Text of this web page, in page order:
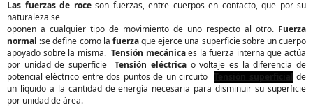
Las fuerzas de roceson fuerzas, entre cuerpos en contacto, que por su
naturaleza se
oponen a cualquier tipo de movimiento de uno respecto al otro. Fuerza
normal :se define como la fuerzaque ejerce una superficie sobre un cuerpo
apoyado sobre la misma. Tensión mecánicaes la fuerza interna que actúa
por unidad de superficieTensión eléctrica o voltaje es la diferencia de
potencial eléctrico entre dos puntos de un circuito
de
un líquido a la cantidad de energía necesaria para disminuir su superficie
por unidad de área.